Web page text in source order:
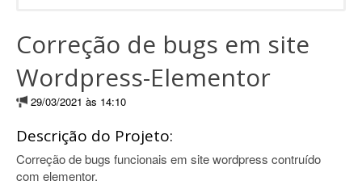
Correção de bugs em site
Wordpress-Elementor
29/03/2021 às 14:10
Descrição do Projeto:
Correção de bugs funcionais em site wordpress contruído
com elementor.